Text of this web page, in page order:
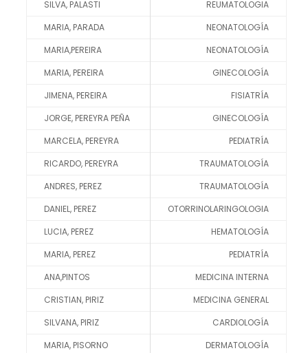
SILVA, PALASTI
REUMATOLOGIA
MARIA, PARADA
NEONATOLOGÍA
MARIA,PEREIRA
NEONATOLOGÍA
MARIA, PEREIRA
GINECOLOGÍA
JIMENA, PEREIRA
FISIATRÍA
JORGE, PEREYRA PEÑA
GINECOLOGÍA
MARCELA, PEREYRA
PEDIATRÍA
RICARDO, PEREYRA
TRAUMATOLOGÍA
ANDRES, PEREZ
TRAUMATOLOGÍA
DANIEL, PEREZ
OTORRINOLARINGOLOGIA
LUCIA, PEREZ
HEMATOLOGÍA
MARIA, PEREZ
PEDIATRÍA
ANA,PINTOS
MEDICINA INTERNA
CRISTIAN, PIRIZ
MEDICINA GENERAL
SILVANA, PIRIZ
CARDIOLOGÍA
MARIA, PISORNO
DERMATOLOGÍA